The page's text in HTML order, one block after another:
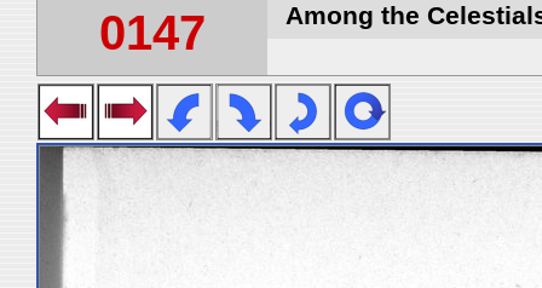
0147 Among the